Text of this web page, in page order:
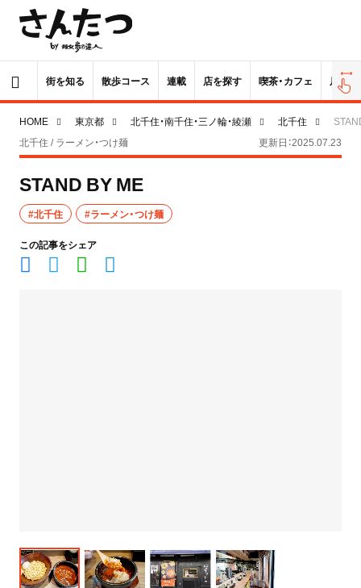
街を知る 散歩コース 連載 店を探す 喫茶・カフェ 居酒屋
HOME 東京都 北千住・南千住・三ノ輪・綾瀬 北千住
北千住 / ラーメン・つけ麺
更新日：2025.07.23
STAND BY ME
#北千住 #ラーメン・つけ麺
この記事をシェア